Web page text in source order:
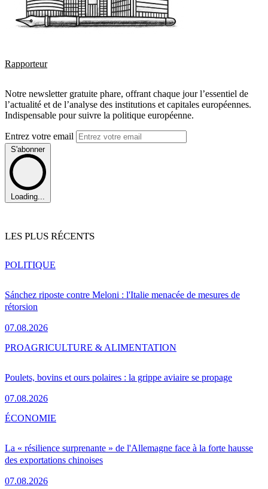
Rapporteur
Notre newsletter gratuite phare, offrant chaque jour l’essentiel de
l’actualité et de l’analyse des institutions et capitales européennes.
Indispensable pour suivre la politique européenne.
Entrez votre email
S'abonner
Loading...
LES PLUS RÉCENTS
Sánchez riposte contre Meloni : l'Italie menacée de mesures de
rétorsion
07.08.2026
POLITIQUE
Poulets, bovins et ours polaires : la grippe aviaire se propage
07.08.2026
PROAGRICULTURE & ALIMENTATION
La « résilience surprenante » de l'Allemagne face à la forte hausse
des exportations chinoises
07.08.2026
ÉCONOMIE